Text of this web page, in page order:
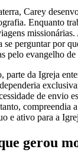
Carey
Enquanto
se perguntar por
pelo evangelho
parte da Igreja
de envio
compreendia
e ativo para a
gerou